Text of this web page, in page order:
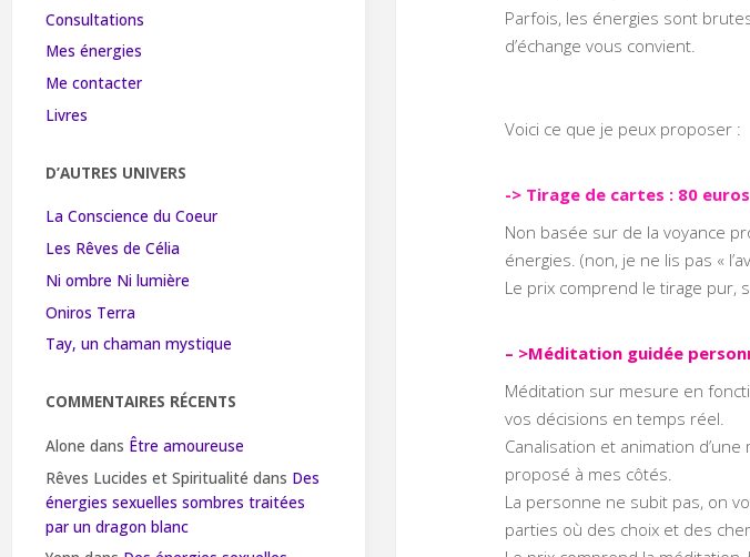
Parfois, les énergies sont
d’échange vous convient.
Voici ce que je peux proposer :
-> Tirage de cartes : 80 euros
Non basée sur de la voyance
énergies. (non, je ne lis pas «
Le prix comprend le tirage pur,
– >Méditation guidée
Méditation sur mesure en
vos décisions en temps réel.
Canalisation et animation
proposé à mes côtés.
La personne ne subit pas, on
parties où des choix et des
Consultations
Mes énergies
Me contacter
Livres
D’AUTRES UNIVERS
La Conscience du Coeur
Les Rêves de Célia
Ni ombre Ni lumière
Oniros Terra
Tay, un chaman mystique
COMMENTAIRES RÉCENTS
Alone dans Être amoureuse
Rêves Lucides et Spiritualité dans Des
énergies sexuelles sombres traitées
par un dragon blanc